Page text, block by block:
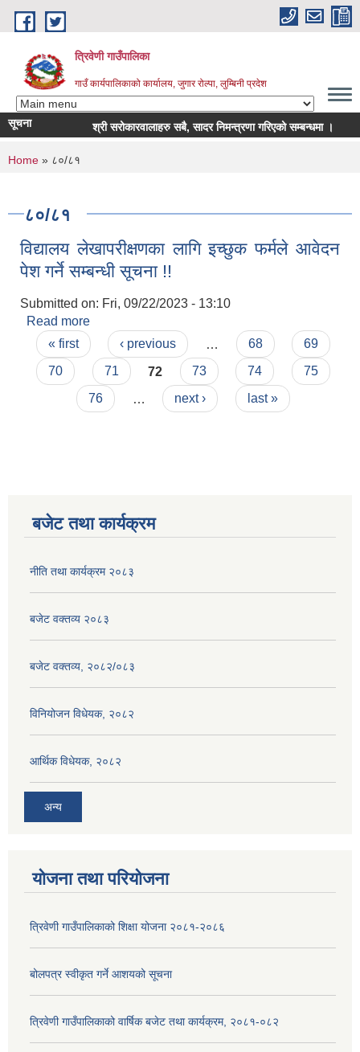
Skip to main content
त्रिवेणी गाउँपालिका
गाउँ कार्यपालिकाको कार्यालय, जुगार रोल्पा, लुम्बिनी प्रदेश
सूचना श्री सरोकारवालाहरु सबै, सादर निमन्त्रणा गरिएको सम्बन्धमा ।
You are here
Home » ८०/८१
८०/८१
विद्यालय लेखापरीक्षणका लागि इच्छुक फर्मले आवेदन
पेश गर्ने सम्बन्धी सूचना !!
Submitted on: Fri, 09/22/2023 - 13:10
Read more
पेश गर्ने सम्बन्धी सूचना !!
Pages
« first ‹ previous 68
69
70
71 72 73 74
75
76
next › last »
बजेट तथा कार्यक्रम
नीति तथा कार्यक्रम २०८३
बजेट वक्तव्य २०८३
बजेट वक्तव्य, २०८२/०८३
विनियोजन विधेयक, २०८२
आर्थिक विधेयक, २०८२
अन्य
योजना तथा परियोजना
त्रिवेणी गाउँपालिकाको शिक्षा योजना २०८१-२०८६
बोलपत्र स्वीकृत गर्ने आशयको सूचना
त्रिवेणी गाउँपालिकाको वार्षिक बजेट तथा कार्यक्रम, २०८१-०८२